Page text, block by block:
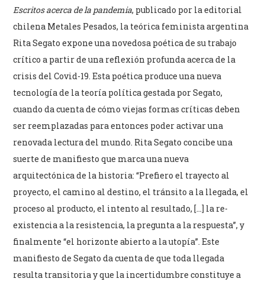
Escritos acerca de la pandemia, publicado por la editorial
chilena Metales Pesados, la teórica feminista argentina
Rita Segato expone una novedosa poética de su trabajo
crítico a partir de una reflexión profunda acerca de la
crisis del Covid-19. Esta poética produce una nueva
tecnología de la teoría política gestada por Segato,
cuando da cuenta de cómo viejas formas críticas deben
ser reemplazadas para entonces poder activar una
renovada lectura del mundo. Rita Segato concibe una
suerte de manifiesto que marca una nueva
arquitectónica de la historia: “Prefiero el trayecto al
proyecto, el camino al destino, el tránsito a la llegada, el
proceso al producto, el intento al resultado, […] la re-
existencia a la resistencia, la pregunta a la respuesta”, y
finalmente “el horizonte abierto a la utopía”. Este
manifiesto de Segato da cuenta de que toda llegada
resulta transitoria y que la incertidumbre constituye a